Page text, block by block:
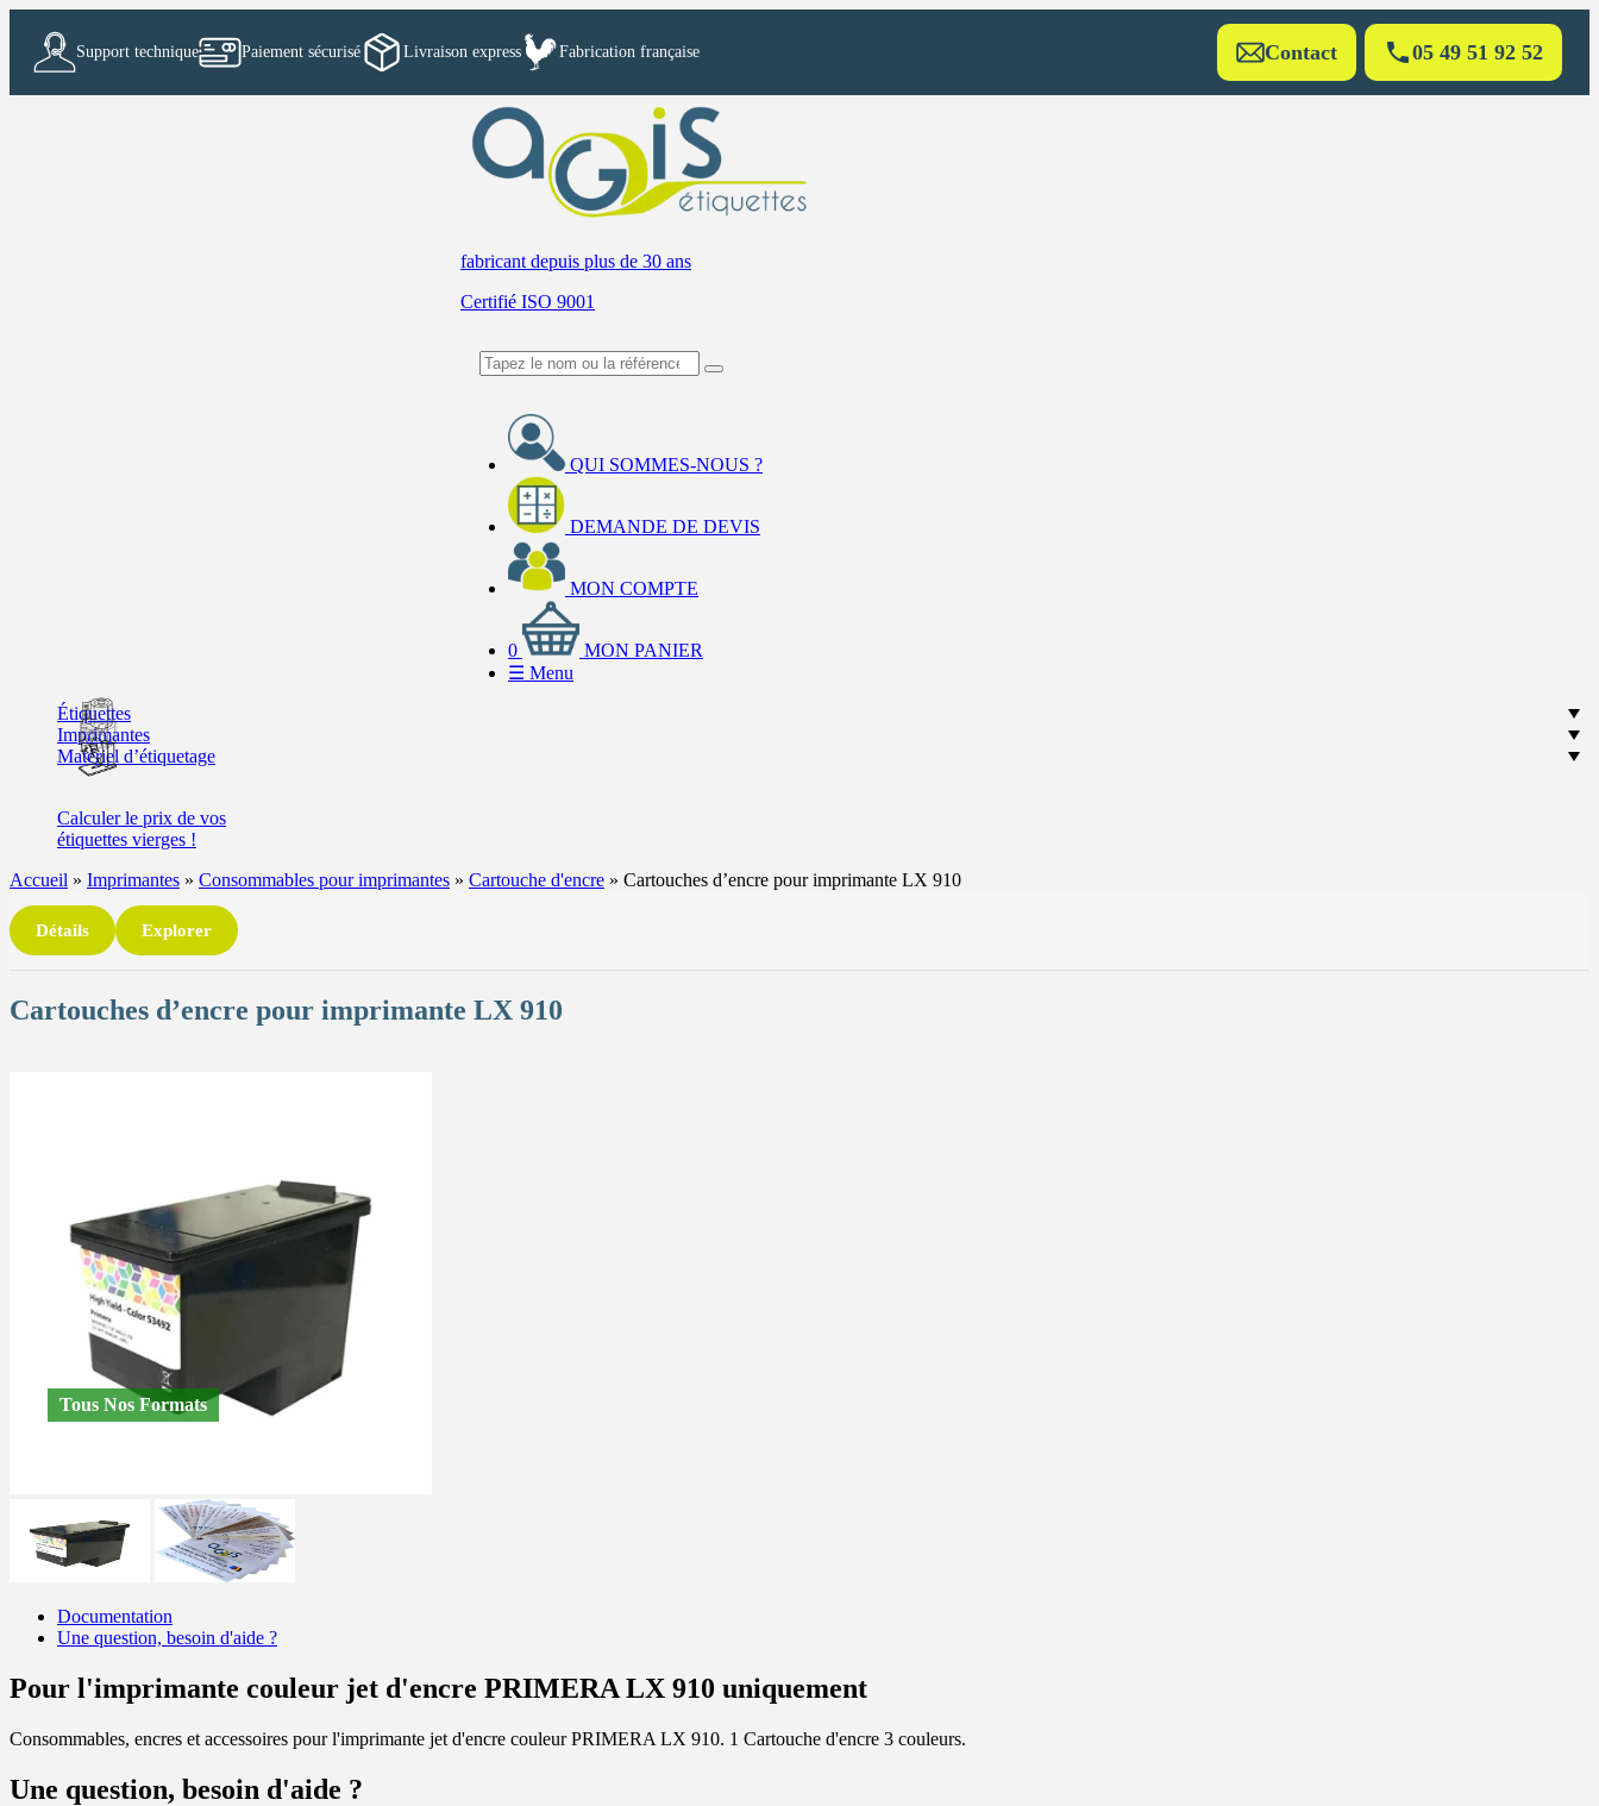
Support technique Paiement sécurisé Livraison express Fabrication française Contact 05 49 51 92 52
fabricant depuis plus de 30 ans
Certifié ISO 9001
QUI SOMMES-NOUS ?
DEMANDE DE DEVIS
MON COMPTE
0
MON PANIER
☰ Menu
Étiquettes
Imprimantes
Matériel d’étiquetage
Calculerle prix de vos
étiquettes vierges !
Accueil » Imprimantes » Consommables pour imprimantes » Cartouche d'encre » Cartouches d’encre pour imprimante LX 910
Détails Explorer
Cartouches d’encre pour imprimante LX 910
Documentation
Une question, besoin d'aide ?
Pour l'imprimante couleur jet d'encre PRIMERA LX 910 uniquement
Consommables, encres et accessoires pour l'imprimante jet d'encre couleur PRIMERA LX 910. 1 Cartouche d'encre 3 couleurs.
Une question, besoin d'aide ?
Tous Nos Formats